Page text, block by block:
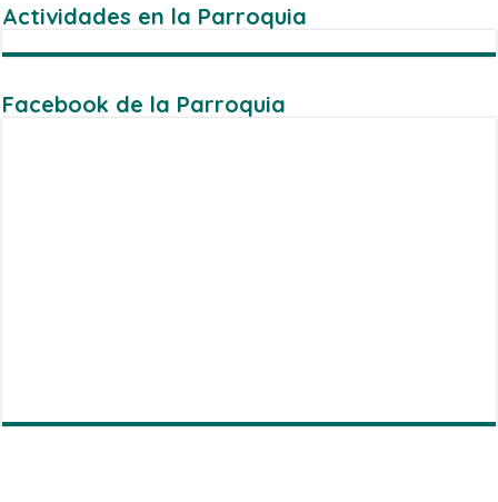
Actividades en la Parroquia
Facebook de la Parroquia